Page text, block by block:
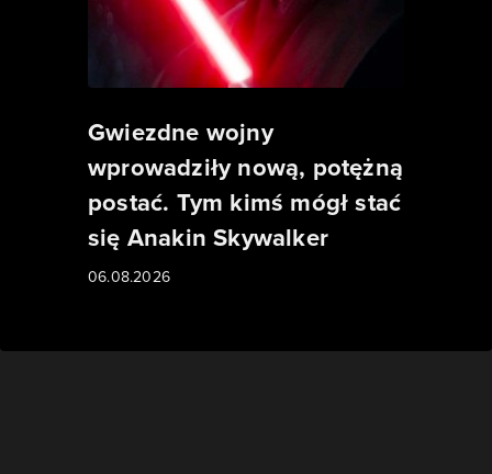
Gwiezdne wojny
wprowadziły nową, potężną
postać. Tym kimś mógł stać
się Anakin Skywalker
06.08.2026